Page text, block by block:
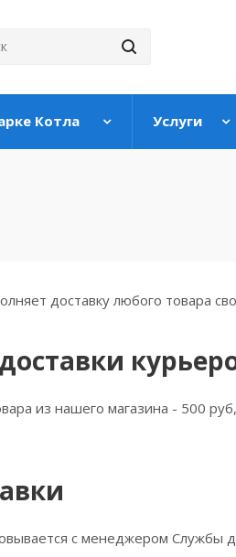
Котла Услуги
доставку любого товара
из нашего магазина - 500
с менеджером Службы